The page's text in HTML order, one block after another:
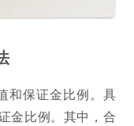
和保证金比例。具
金比例。其中，合